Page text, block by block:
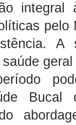
A
Bucal